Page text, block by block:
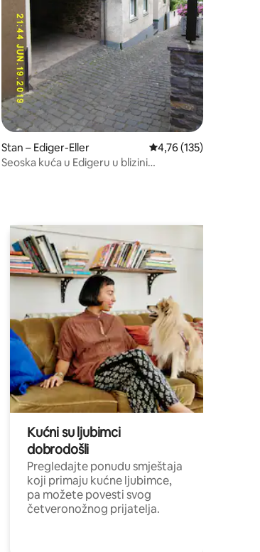
4,9/5, recenzija: 89
Stan – Ediger-Eller Prosječna ocjena:
4,76 (135)
Seoska kuća u Edigeru u blizini
Kućni su ljubimci
dobrodošli
Pregledajte ponudu smještaja
koji primaju kućne ljubimce,
pa možete povesti svog
četveronožnog prijatelja.